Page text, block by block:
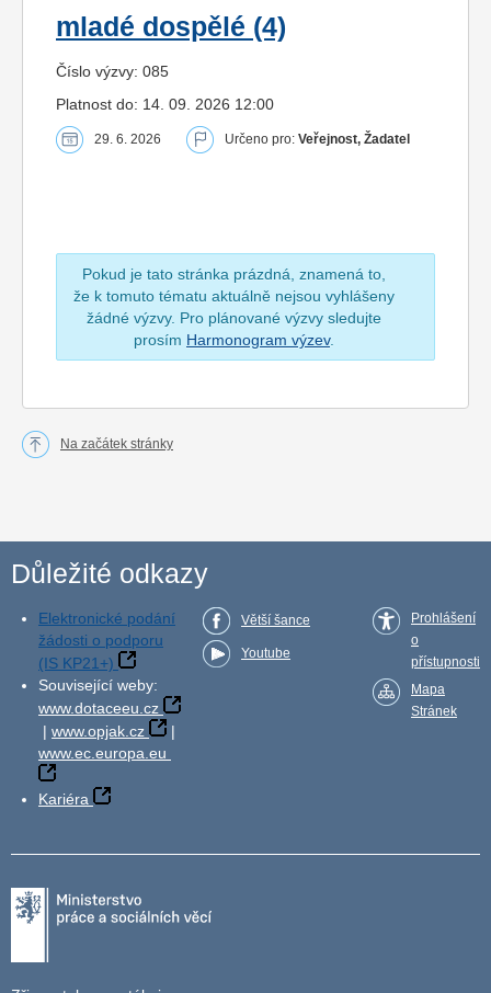
mladé dospělé (4)
Číslo výzvy: 085
Platnost do: 14. 09. 2026 12:00
29. 6. 2026 Určeno pro: Veřejnost, Žadatel
Pokud je tato stránka prázdná, znamená to,
že k tomuto tématu aktuálně nejsou vyhlášeny
žádné výzvy. Pro plánované výzvy sledujte
prosím Harmonogram výzev.
Na začátek stránky
Důležité odkazy
Elektronické podání
žádosti o podporu
(IS KP21+)
Související weby:
www.dotaceeu.cz
| www.opjak.cz
|
www.ec.europa.eu
Kariéra
Větší šance
Youtube
Prohlášení
o
přístupnosti
Mapa
Stránek